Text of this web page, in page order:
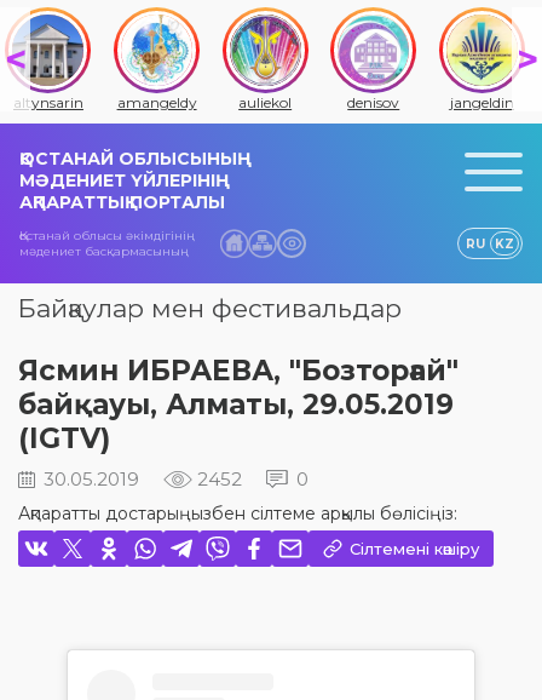
altynsarin amangeldy auliekol denisov jangeldin
ҚОСТАНАЙ ОБЛЫСЫНЫҢ
МӘДЕНИЕТ ҮЙЛЕРІНІҢ
АҚПАРАТТЫҚ ПОРТАЛЫ
Қостанай облысы әкімдігінің
мәдениет басқармасының
RU KZ
Байқаулар мен фестивальдар
Ясмин ИБРАЕВА, "Бозторғай"
байқауы, Алматы, 29.05.2019
(IGTV)
30.05.2019 2452 0
Ақпаратты достарыңызбен сілтеме арқылы бөлісіңіз:
Сілтемені көшіру